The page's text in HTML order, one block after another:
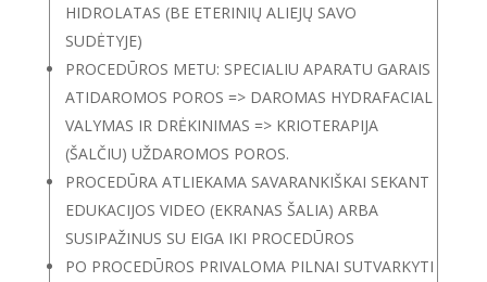
HIDROLATAS (BE ETERINIŲ ALIEJŲ SAVO
SUDĖTYJE)
PROCEDŪROS METU: SPECIALIU APARATU GARAIS
ATIDAROMOS POROS => DAROMAS HYDRAFACIAL
VALYMAS IR DRĖKINIMAS => KRIOTERAPIJA
(ŠALČIU) UŽDAROMOS POROS.
PROCEDŪRA ATLIEKAMA SAVARANKIŠKAI SEKANT
EDUKACIJOS VIDEO (EKRANAS ŠALIA) ARBA
SUSIPAŽINUS SU EIGA IKI PROCEDŪROS
PO PROCEDŪROS PRIVALOMA PILNAI SUTVARKYTI